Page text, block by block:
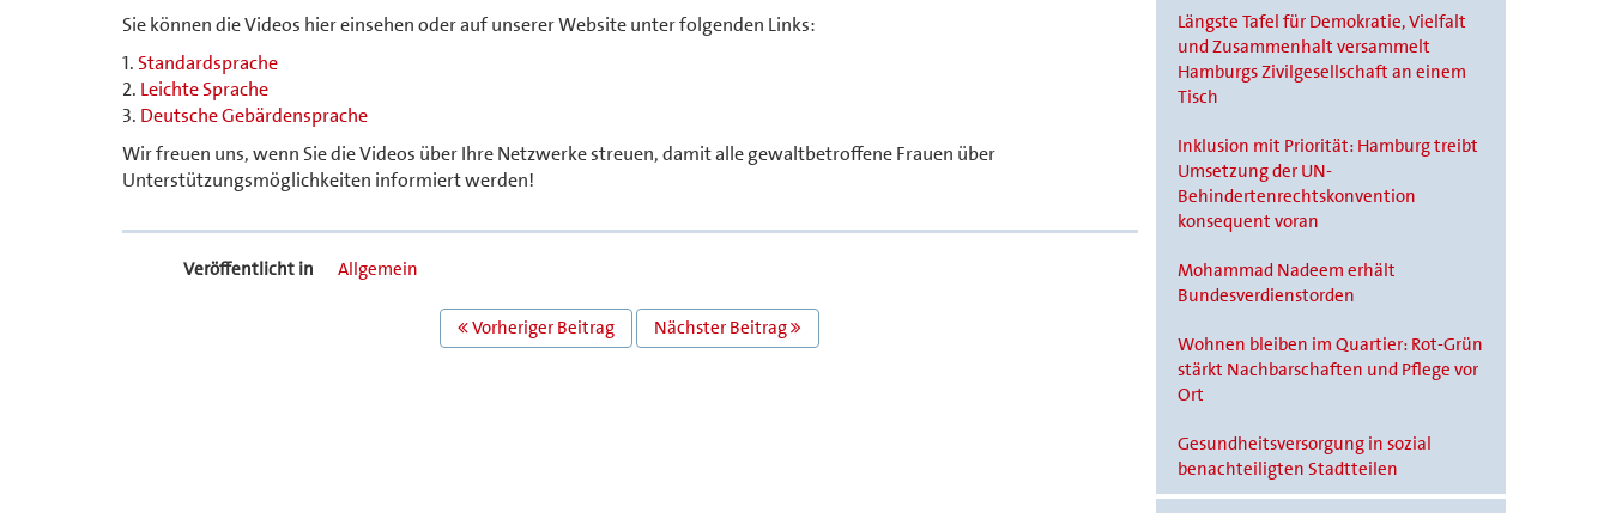
Sie können die Videos hier einsehen oder auf unserer Website unter folgenden Links:
1.Standardsprache
2. Leichte Sprache
3. Deutsche Gebärdensprache
Wir freuen uns, wenn Sie die Videos über Ihre Netzwerke streuen, damit alle gewaltbetroffene Frauen über
Unterstützungsmöglichkeiten informiert werden!
Veröffentlicht in Allgemein
Vorheriger Beitrag Nächster Beitrag
Längste Tafel für Demokratie, Vielfalt
und Zusammenhalt versammelt
Hamburgs Zivilgesellschaft an einem
Tisch
Inklusion mit Priorität: Hamburg treibt
Umsetzung der UN-
Behindertenrechtskonvention
konsequent voran
Mohammad Nadeem erhält
Bundesverdienstorden
Wohnen bleiben im Quartier: Rot-Grün
stärkt Nachbarschaften und Pflege vor
Ort
Gesundheitsversorgung in sozial
benachteiligten Stadtteilen